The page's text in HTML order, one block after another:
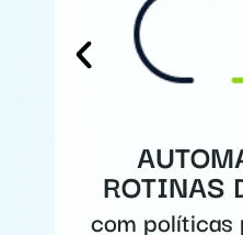
ROTINAS
com políticas